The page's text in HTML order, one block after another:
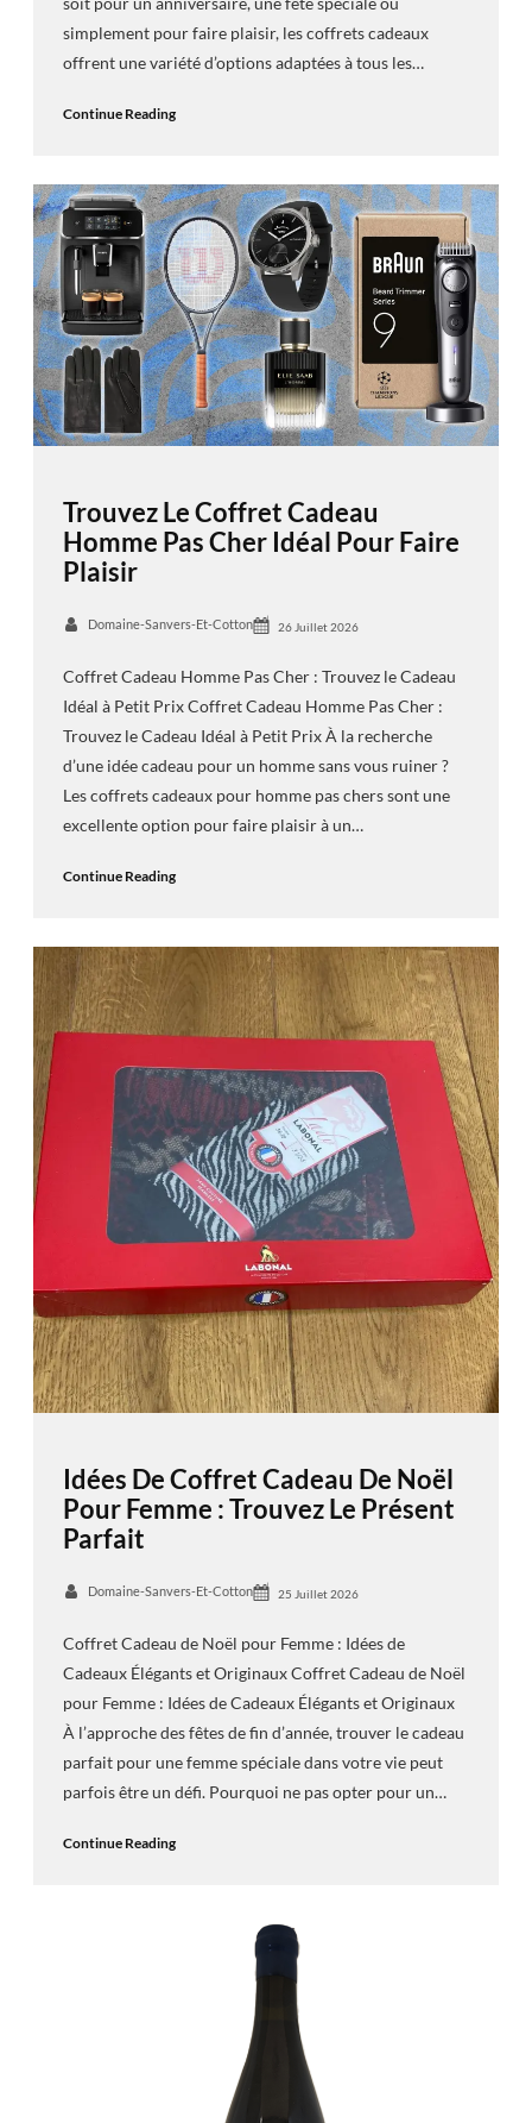
simplement pour faire plaisir, les coffrets cadeaux
offrent une variété d’options adaptées à tous les…
Continue Reading
Trouvez Le Coffret Cadeau
Homme Pas Cher Idéal Pour Faire
Plaisir
Domaine-Sanvers-Et-Cotton 26 Juillet 2026
Coffret Cadeau Homme Pas Cher : Trouvez le Cadeau
Idéal à Petit Prix Coffret Cadeau Homme Pas Cher :
Trouvez le Cadeau Idéal à Petit Prix À la recherche
d’une idée cadeau pour un homme sans vous ruiner ?
Les coffrets cadeaux pour homme pas chers sont une
excellente option pour faire plaisir à un…
Continue Reading
Idées De Coffret Cadeau De Noël
Pour Femme : Trouvez Le Présent
Parfait
Domaine-Sanvers-Et-Cotton 25 Juillet 2026
Coffret Cadeau de Noël pour Femme : Idées de
Cadeaux Élégants et Originaux Coffret Cadeau de Noël
pour Femme : Idées de Cadeaux Élégants et Originaux
À l’approche des fêtes de fin d’année, trouver le cadeau
parfait pour une femme spéciale dans votre vie peut
parfois être un défi. Pourquoi ne pas opter pour un…
Continue Reading